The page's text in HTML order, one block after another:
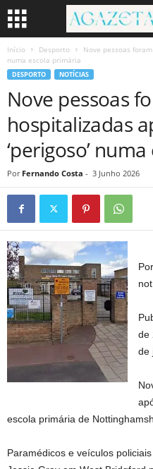
Início Desporto
Nove pessoas
numa escola primária
DESPORTO NOTÍCIAS
Nove pessoas
hospitalizadas
‘perigoso’
Por Fernando Costa - 3 Junho 2026
de
de
escola primária de
Paramédicos e veículos